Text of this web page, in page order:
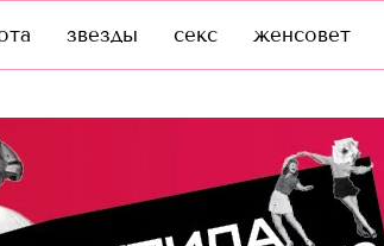
звезды секс женсовет